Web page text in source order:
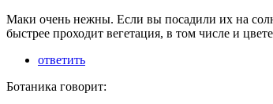
Маки очень нежны. Если вы посадили их на
быстрее проходит вегетация, в том числе и
ответить
Ботаника говорит: